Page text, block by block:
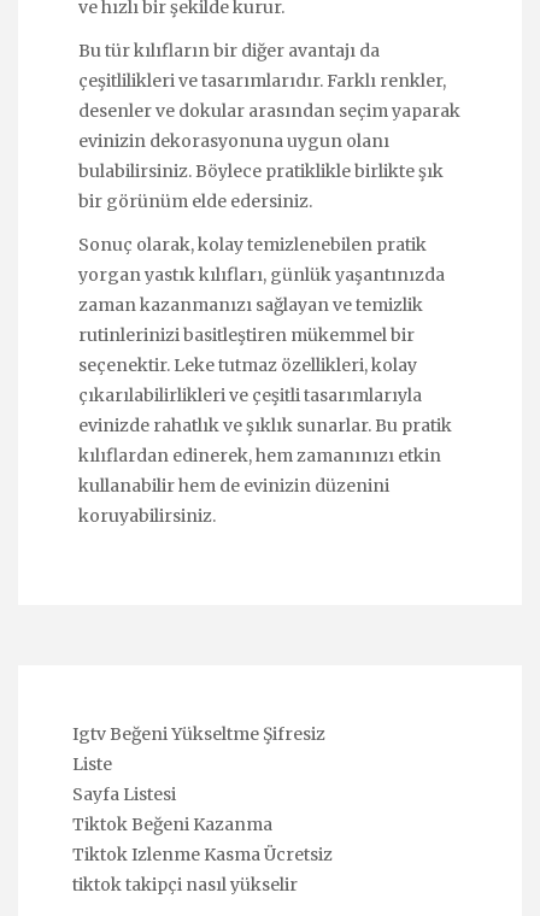
ve hızlı bir şekilde kurur.
Bu tür kılıfların bir diğer avantajı da
çeşitlilikleri ve tasarımlarıdır. Farklı renkler,
desenler ve dokular arasından seçim yaparak
evinizin dekorasyonuna uygun olanı
bulabilirsiniz. Böylece pratiklikle birlikte şık
bir görünüm elde edersiniz.
Sonuç olarak, kolay temizlenebilen pratik
yorgan yastık kılıfları, günlük yaşantınızda
zaman kazanmanızı sağlayan ve temizlik
rutinlerinizi basitleştiren mükemmel bir
seçenektir. Leke tutmaz özellikleri, kolay
çıkarılabilirlikleri ve çeşitli tasarımlarıyla
evinizde rahatlık ve şıklık sunarlar. Bu pratik
kılıflardan edinerek, hem zamanınızı etkin
kullanabilir hem de evinizin düzenini
koruyabilirsiniz.
Igtv Beğeni Yükseltme Şifresiz
Liste
Sayfa Listesi
Tiktok Beğeni Kazanma
Tiktok Izlenme Kasma Ücretsiz
tiktok takipçi nasıl yükselir